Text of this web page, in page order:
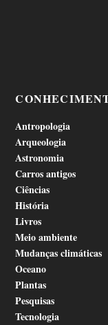
Antropologia
Arqueologia
Astronomia
Carros antigos
Ciências
História
Livros
Meio ambiente
Mudanças climáticas
Oceano
Plantas
Pesquisas
Tecnologia